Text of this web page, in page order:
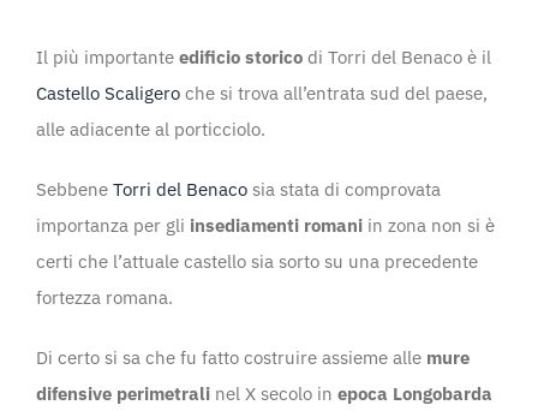
Il più importante edificio storicodi Torri del Benaco è il
Castello Scaligeroche si trova all’entrata sud del paese,
alle adiacente al porticciolo.
Sebbene Torri del Benacosia stata di comprovata
importanza per gli insediamenti romaniin zona non si è
certi che l’attuale castello sia sorto su una precedente
fortezza romana.
Di certo si sa che fu fatto costruire assieme alle mure
difensive perimetralinel X secolo in epoca Longobarda